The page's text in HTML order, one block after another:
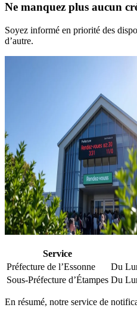
Ne manquez plus aucun
Soyez informé en priorité des
d’autre.
Service
Préfecture de l’Essonne
Du
Sous-Préfecture d’Étampes Du
En résumé, notre service de